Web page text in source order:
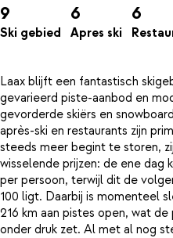
9
Ski gebied
6
Apres ski
6
Laax blijft een fantastisch
gevarieerd piste-aanbod en
gevorderde skiërs en
après-ski en restaurants zijn
steeds meer begint te storen,
wisselende prijzen: de ene dag
per persoon, terwijl dit de
100 ligt. Daarbij is momenteel
216 km aan pistes open, wat
onder druk zet. Al met al nog